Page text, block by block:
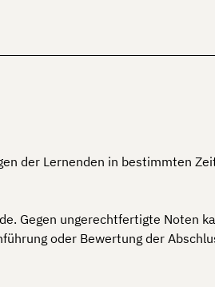
der Lernenden in bestimmten
Gegen ungerechtfertigte Noten
oder Bewertung der